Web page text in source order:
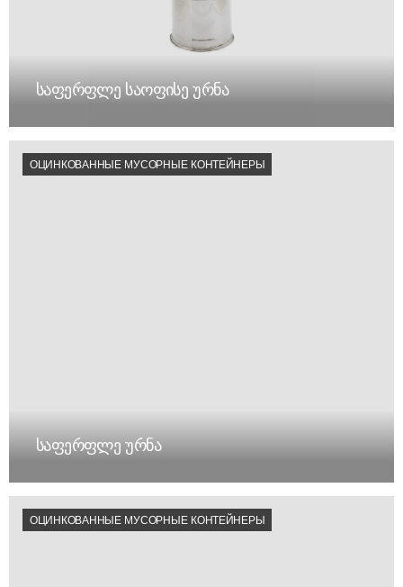
საფერფლე საოფისე ურნა
საფერფლე ურნა
ОЦИНКОВАННЫЕ МУСОРНЫЕ КОНТЕЙНЕРЫ
ОЦИНКОВАННЫЕ МУСОРНЫЕ КОНТЕЙНЕРЫ